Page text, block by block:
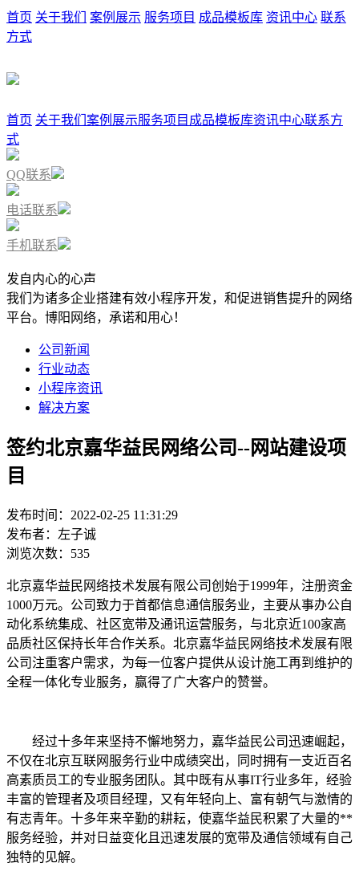
首页 关于我们 案例展示 服务项目 成品模板库 资讯中心 联系
方式
首页 关于我们 案例展示服务项目 成品模板库资讯中心联系方
式
QQ联系
电话联系
手机联系
发自内心的心声
我们为诸多企业搭建有效小程序开发，和促进销售提升的网络
平台。博阳网络，承诺和用心！
公司新闻
行业动态
小程序资讯
解决方案
签约北京嘉华益民网络公司--网站建设项
目
发布时间：2022-02-25 11:31:29
发布者：左子诚
浏览次数：535
北京嘉华益民网络技术发展有限公司创始于1999年，注册资金
1000万元。公司致力于首都信息通信服务业，主要从事办公自
动化系统集成、社区宽带及通讯运营服务，与北京近100家高
品质社区保持长年合作关系。北京嘉华益民网络技术发展有限
公司注重客户需求，为每一位客户提供从设计施工再到维护的
全程一体化专业服务，赢得了广大客户的赞誉。
经过十多年来坚持不懈地努力，嘉华益民公司迅速崛起，
不仅在北京互联网服务行业中成绩突出，同时拥有一支近百名
高素质员工的专业服务团队。其中既有从事IT行业多年，经验
丰富的管理者及项目经理，又有年轻向上、富有朝气与激情的
有志青年。十多年来辛勤的耕耘，使嘉华益民积累了大量的**
服务经验，并对日益变化且迅速发展的宽带及通信领域有自己
独特的见解。